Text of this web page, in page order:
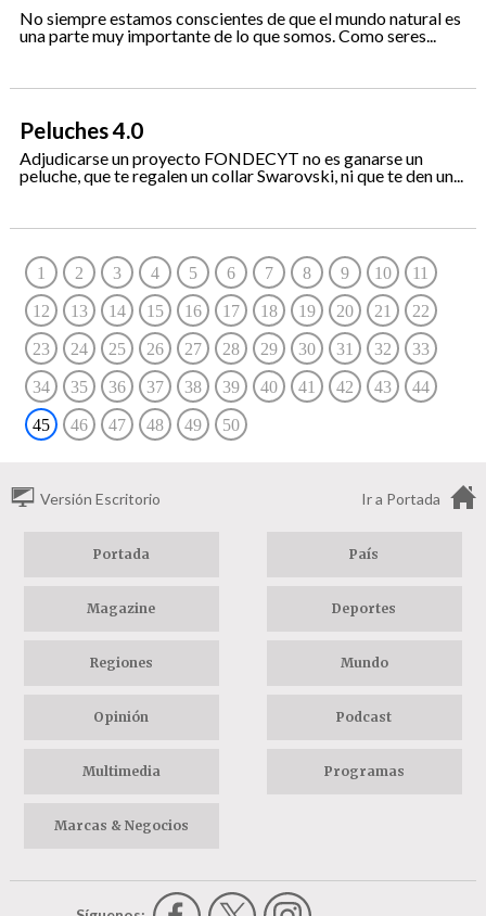
No siempre estamos conscientes de que el mundo natural es
una parte muy importante de lo que somos. Como seres...
Peluches 4.0
Adjudicarse un proyecto FONDECYT no es ganarse un
peluche, que te regalen un collar Swarovski, ni que te den un...
1 2 3 4 5 6 7 8 9 10 11
12 13 14 15 16 17 18 19 20 21 22
23 24 25 26 27 28 29 30 31 32 33
34 35 36 37 38 39 40 41 42 43 44
45 46 47 48 49 50
Versión Escritorio Ir a Portada
Portada País
Magazine Deportes
Regiones Mundo
Opinión Podcast
Multimedia Programas
Marcas & Negocios